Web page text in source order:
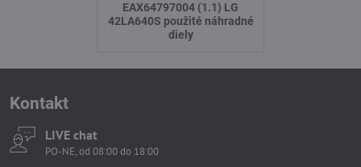
EAX64797004 (1.1) LG
42LA640S použité náhradné
diely
Kontakt
LIVE chat
PO-NE, od 08:00 do 18:00